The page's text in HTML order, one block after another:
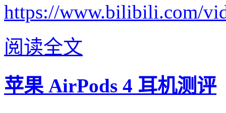
https://www.bilibili.com/
阅读全文
苹果 AirPods 4 耳机测评